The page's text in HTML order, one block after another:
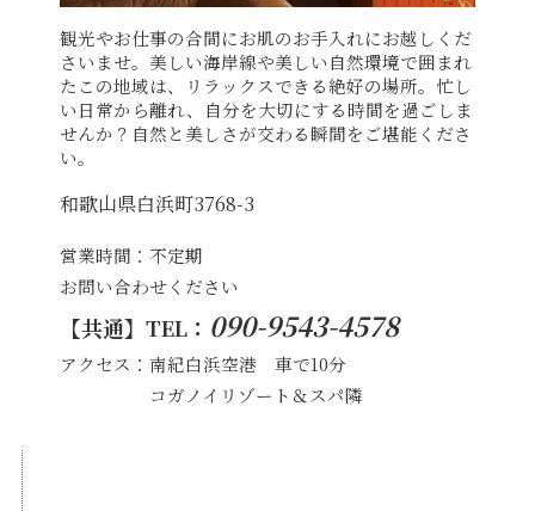
観光やお仕事の合間にお肌のお手入れにお越しくだ
さいませ。美しい海岸線や美しい自然環境で囲まれ
たこの地域は、リラックスできる絶好の場所。忙し
い日常から離れ、自分を大切にする時間を過ごしま
せんか？ 自然と美しさが交わる瞬間をご堪能くださ
い。
和歌山県白浜町3768-3
営業時間：不定期
お問い合わせください
【共通】TEL： 090-9543-4578
アクセス：南紀白浜空港 車で10分
コガノイリゾート＆スパ隣